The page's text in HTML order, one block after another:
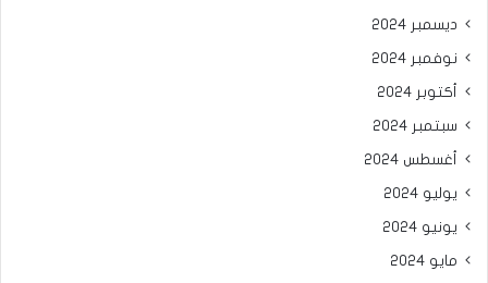
ديسمبر 2024
نوفمبر 2024
أكتوبر 2024
سبتمبر 2024
أغسطس 2024
يوليو 2024
يونيو 2024
مايو 2024